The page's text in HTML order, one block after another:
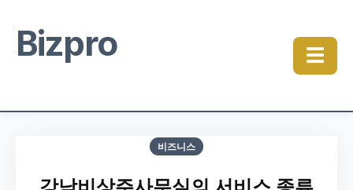
Bizpro ☰
비즈니스